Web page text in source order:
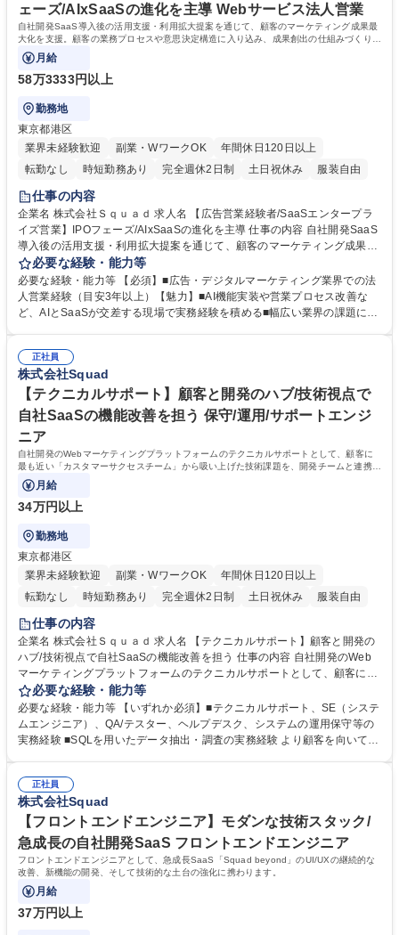
られる環境。 学歴・資格 学歴：大学院 大学 高専 短大 専修学校 高校 語学
力： 資格：
ェーズ/AIxSaaSの進化を主導 Webサービス法人営業
自社開発SaaS導入後の活用支援・利用拡大提案を通じて、顧客のマーケティング成果最
大化を支援。顧客の業務プロセスや意思決定構造に入り込み、成果創出の仕組みづくりま
で関わります
月給
58万3333円以上
勤務地
東京都港区
業界未経験歓迎
副業・WワークOK
年間休日120日以上
転勤なし
時短勤務あり 完全週休2日制 土日祝休み 服装自由
仕事の内容
企業名 株式会社Ｓｑｕａｄ 求人名 【広告営業経験者/SaaSエンタープラ
イズ営業】IPOフェーズ/AIxSaaSの進化を主導 仕事の内容 自社開発SaaS
導入後の活用支援・利用拡大提案を通じて、顧客のマーケティング成果最
大化を支援。顧客の業務プロセスや意思決定構造に入り込み、成果創出の
仕組みづくりまで関わります 【プロダクト】WEB広告の制作、配信、効
果振り返りまで一元管理。 累計1000社導入！Webマーケ業界になくては
ならない『Squad beyond』 【利用顧客】大手広告代理店やナショナルク
定 経営層・事業責任者など、意思決定者とのリレーション構築 など 募集
職種 【広告営業経験者/SaaSエンタープライズ営業】IPOフェーズ/AIxSaa
Sの進化を主導
必要な経験・能力等
必要な経験・能力等 【必須】■広告・デジタルマーケティング業界での法
人営業経験（目安3年以上）【魅力】■AI機能実装や営業プロセス改善な
ど、AIとSaaSが交差する現場で実務経験を積める■幅広い業界の課題に向
重視。勝ち筋を言語化し、営業プロセスそのものを設計する役割へ広がり
ます。 ■IPOフェーズのため、成果や志向に応じて役割を広げることが可
能 ■SIVA Group内でのキャリアシフトPMI推進・新規事業・経営企画な
ど、セールス経験を土台にしたキャリアの広がりがあります。 学歴・資格
学歴：大学院 大学 高専 短大 専修学校 高校 語学力： 資格：
正社員
株式会社Squad
【テクニカルサポート】顧客と開発のハブ/技術視点で
自社SaaSの機能改善を担う 保守/運用/サポートエンジ
ニア
自社開発のWebマーケティングプラットフォームのテクニカルサポートとして、顧客に
最も近い「カスタマーサクセスチーム」から吸い上げた技術課題を、開発チームと連携し
ながら解決に導く役割を担います
月給
34万円以上
勤務地
東京都港区
業界未経験歓迎
副業・WワークOK
年間休日120日以上
転勤なし
時短勤務あり 完全週休2日制 土日祝休み 服装自由
仕事の内容
企業名 株式会社Ｓｑｕａｄ 求人名 【テクニカルサポート】顧客と開発の
ハブ/技術視点で自社SaaSの機能改善を担う 仕事の内容 自社開発のWeb
マーケティングプラットフォームのテクニカルサポートとして、顧客に最
も近い「カスタマーサクセスチーム」から吸い上げた技術課題を、開発チ
ームと連携しながら解決に導く役割を担います 問合せを「さばく」ではな
く「発生させない仕組みを作る」。顧客と開発チームの間に入り、技術的
な課題解決とプロダクト品質向上を担います。 【詳細】■顧客からの技術
確認、UI/UXの改善提案など）■Squad beyondの利用ガイド、FAQ、マニ
ュアルの作成などナレッジの資産化・仕組み化 募集職種 【テクニカルサ
ポート】顧客と開発のハブ/技術視点で自社SaaSの機能改善を担う
必要な経験・能力等
必要な経験・能力等 【いずれか必須】■テクニカルサポート、SE（システ
ムエンジニア）、QA/テスター、ヘルプデスク、システムの運用保守等の
実務経験 ■SQLを用いたデータ抽出・調査の実務経験 より顧客を向いて仕
るため、新しい技術を積極的に試し、業務フローを変革する経験を積むこ
とができます■顧客のフィードバックをダイレクトに受け取り、それを開
発チームへ届けて改善サイクルを回す経験ができます。 学歴・資格 学
歴：大学院 大学 高専 短大 専修学校 高校 語学力： 資格：
正社員
株式会社Squad
【フロントエンドエンジニア】モダンな技術スタック/
急成長の自社開発SaaS フロントエンドエンジニア
フロントエンドエンジニアとして、急成長SaaS「Squad beyond」のUI/UXの継続的な
改善、新機能の開発、そして技術的な土台の強化に携わります。
月給
37万円以上